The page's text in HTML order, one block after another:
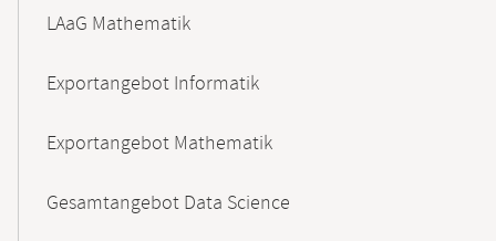
LAaG Mathematik
Exportangebot Informatik
Exportangebot Mathematik
Gesamtangebot Data Science